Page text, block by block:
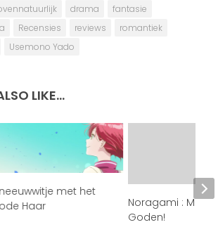
drama
fantasie
Recensies reviews
romantiek
Usemono Yado
LIKE...
met het
Haar
Noragami :
Goden!